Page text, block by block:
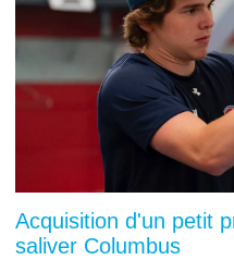
Acquisition d'un petit
saliver Columbus